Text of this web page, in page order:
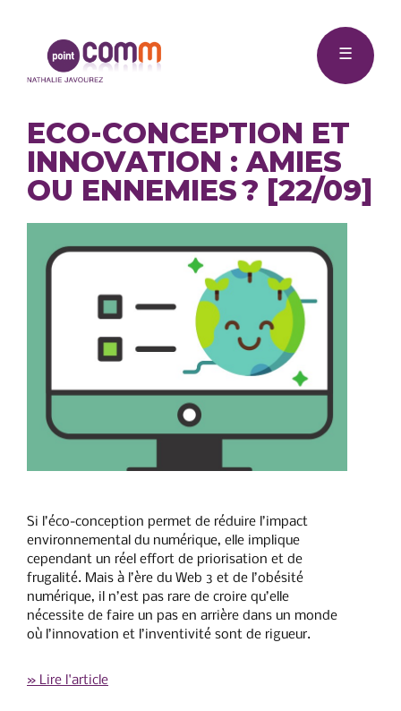
Point
☰
ECO-CONCEPTION ET
INNOVATION : AMIES
OU ENNEMIES ? [22/09]
Si l’éco-conception permet de réduire l’impact
environnemental du numérique, elle implique
cependant un réel effort de priorisation et de
frugalité. Mais à l’ère du Web 3 et de l’obésité
numérique, il n’est pas rare de croire qu’elle
nécessite de faire un pas en arrière dans un monde
où l’innovation et l’inventivité sont de rigueur.
» Lire l'article